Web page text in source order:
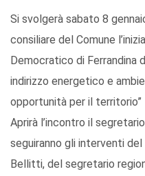
Si svolgerà sabato 8
consiliare del Comune
Democratico di Ferrandina
indirizzo energetico e
opportunità per il territorio”
Aprirà l’incontro il
seguiranno gli interventi
Bellitti, del segretario